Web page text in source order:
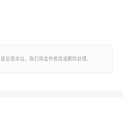
反馈本站，我们将会作修改或删除处理。